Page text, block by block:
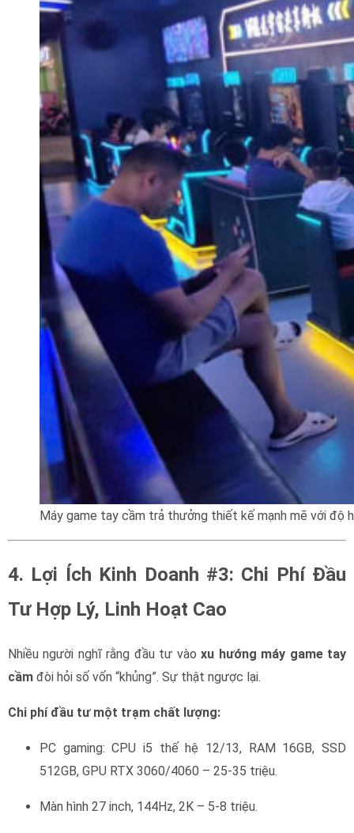
Máy game tay cầm trả thưởng thiết kế mạnh mẽ với độ
4. Lợi Ích Kinh Doanh #3: Chi Phí Đầu
Tư Hợp Lý, Linh Hoạt Cao
Nhiều người nghĩ rằng đầu tư vàoxu hướng máy game tay
cầm đòi hỏi số vốn “khủng”. Sự thật ngược lại.
Chi phí đầu tư một trạm chất lượng:
PC gaming: CPU i5 thế hệ 12/13, RAM 16GB, SSD
512GB, GPU RTX 3060/4060 – 25-35 triệu.
Màn hình 27 inch, 144Hz, 2K – 5-8 triệu.